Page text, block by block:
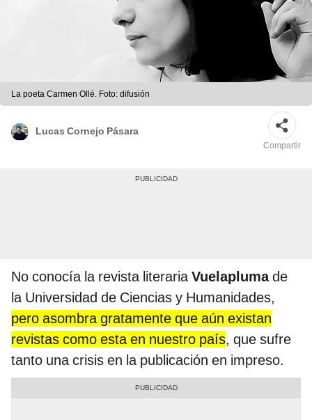
La poeta Carmen Ollé. Foto: difusión
Lucas Cornejo Pásara
Compartir
No conocía la revista literariaVuelaplumade
la Universidad de Ciencias y Humanidades,
pero asombra gratamente que aún existan
revistas como esta en nuestro país, que sufre
tanto una crisis en la publicación en impreso.